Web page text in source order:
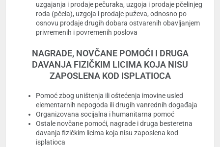
uzgajanja i prodaje pečuraka, uzgoja i prodaje pčelinjeg
roda (pčela), uzgoja i prodaje puževa, odnosno po
osnovu prodaje drugih dobara ostvarenih obavljanjem
privremenih i povremenih poslova
NAGRADE, NOVČANE POMOĆI I DRUGA
DAVANJA FIZIČKIM LICIMA KOJA NISU
ZAPOSLENA KOD ISPLATIOCA
Pomoć zbog uništenja ili oštećenja imovine usled
elementarnih nepogoda ili drugih vanrednih događaja
Organizovana socijalna i humanitarna pomoć
Ostale novčane pomoći, nagrade i druga besteretna
davanja fizičkim licima koja nisu zaposlena kod
isplatioca